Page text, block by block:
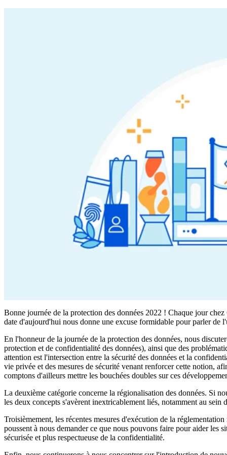
Bonne journée de la protection des données 2022 ! Chaque jour
date d'aujourd'hui nous donne une excuse formidable pour parler de
En l'honneur de la journée de la protection des données, nous
protection et de confidentialité des données), ainsi que des
attention est l'intersection entre la sécurité des données et la
vie privée et des mesures de sécurité venant renforcer cette notion,
comptons d'ailleurs mettre les bouchées doubles sur ces
La deuxième catégorie concerne la régionalisation des données. Si
les deux concepts s'avèrent inextricablement liés, notamment au sein
Troisièmement, les récentes mesures d'exécution de la
poussent à nous demander ce que nous pouvons faire pour aider les
sécurisée et plus respectueuse de la confidentialité.